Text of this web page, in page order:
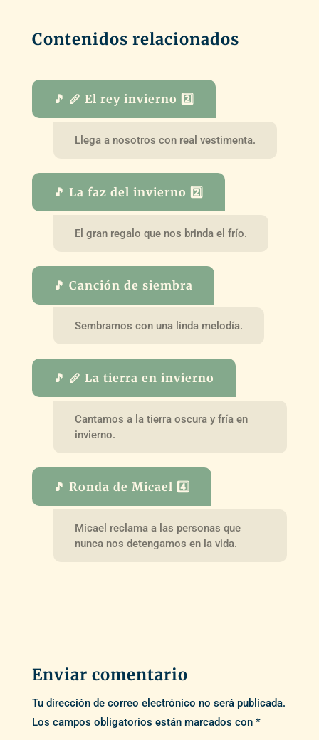
Contenidos relacionados
🎵 🪈 El rey invierno 2️⃣
Llega a nosotros con real vestimenta.
🎵 La faz del invierno 2️⃣
El gran regalo que nos brinda el frío.
🎵 Canción de siembra
Sembramos con una linda melodía.
🎵 🪈 La tierra en invierno
Cantamos a la tierra oscura y fría en
invierno.
🎵 Ronda de Micael 4️⃣
Micael reclama a las personas que
nunca nos detengamos en la vida.
Enviar comentario
Tu dirección de correo electrónico no será publicada.
Los campos obligatorios están marcados con *